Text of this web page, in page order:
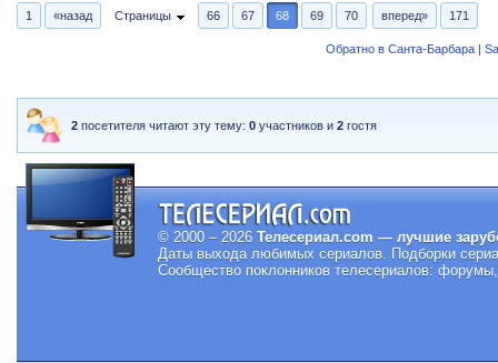
1 «назад Страницы 66 67 68 69 70 вперед» 171
Обратно в Санта-Барбара |
2 посетителя читают эту тему:0 участников и2 гостя
© 2000 – 2026 Телесериал.com — лучшие
Даты выхода любимых сериалов. Подборки
Сообщество поклонников телесериалов: